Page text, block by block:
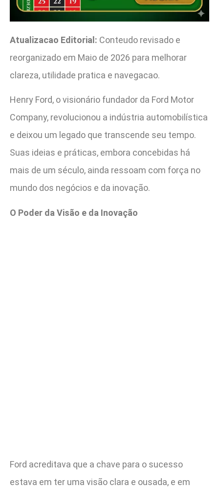
Atualizacao Editorial: Conteudo revisado e
reorganizado em Maio de 2026 para melhorar
clareza, utilidade pratica e navegacao.
Henry Ford, o visionário fundador da Ford Motor
Company, revolucionou a indústria automobilística
e deixou um legado que transcende seu tempo.
Suas ideias e práticas, embora concebidas há
mais de um século, ainda ressoam com força no
mundo dos negócios e da inovação.
O Poder da Visão e da Inovação
Ford acreditava que a chave para o sucesso
estava em ter uma visão clara e ousada, e em